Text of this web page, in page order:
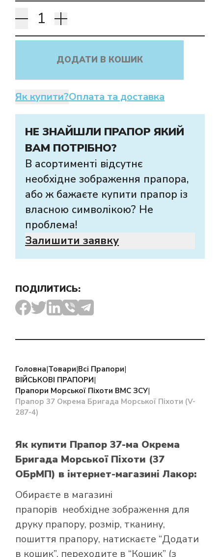
ДОДАТИ В КОШИК
Як купити?Оплата та доставка
НЕ ЗНАЙШЛИ ПРАПОР ЯКИЙ
ВАМ ПОТРІБНО?
В асортименті відсутнє
необхідне зображення прапора,
або ж бажаєте купити прапор із
власною символікою? Не
проблема!
Залишити заявку
ПОДІЛИТИСЬ:
Головна|Товари|Всі Прапори|
ВІЙСЬКОВІ ПРАПОРИ|
Прапори Морської Піхоти ВМС ЗСУ|
Прапор 37 Окрема Бригада Морської Піхоти (V-
287-4)
Як купити Прапор 37-ма Окрема
Бригада Морської Піхоти (37
ОБрМП) в інтернет-магазині Лакор:
Обираєте в магазині
прапорів необхідне зображення для
друку прапору, розмір, тканину,
пошиття прапору, натискаєте “Додати
в кошик”, переходите в “Кошик” (з